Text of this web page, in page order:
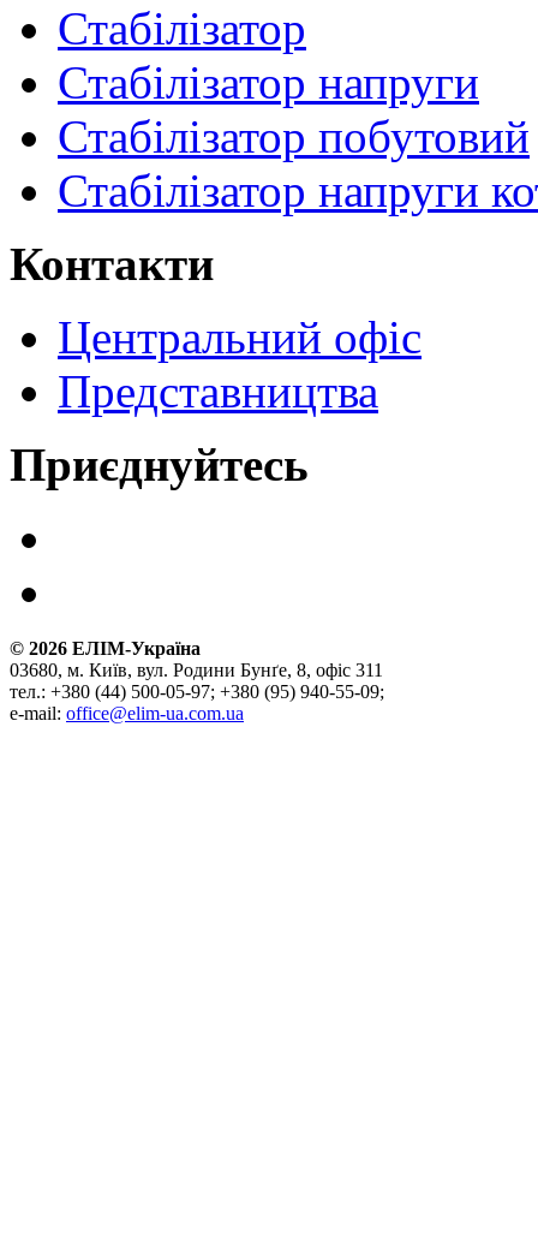
Стабілізатор
Стабілізатор напруги
Стабілізатор побутовий
Стабілізатор напруги
Контакти
Центральний офіс
Представництва
Приєднуйтесь
© 2026 ЕЛІМ-Україна
03680, м. Київ, вул. Родини Бунґе, 8, офіс 311
тел.: +380 (44) 500-05-97; +380 (95) 940-55-09;
e-mail: office@elim-ua.com.ua